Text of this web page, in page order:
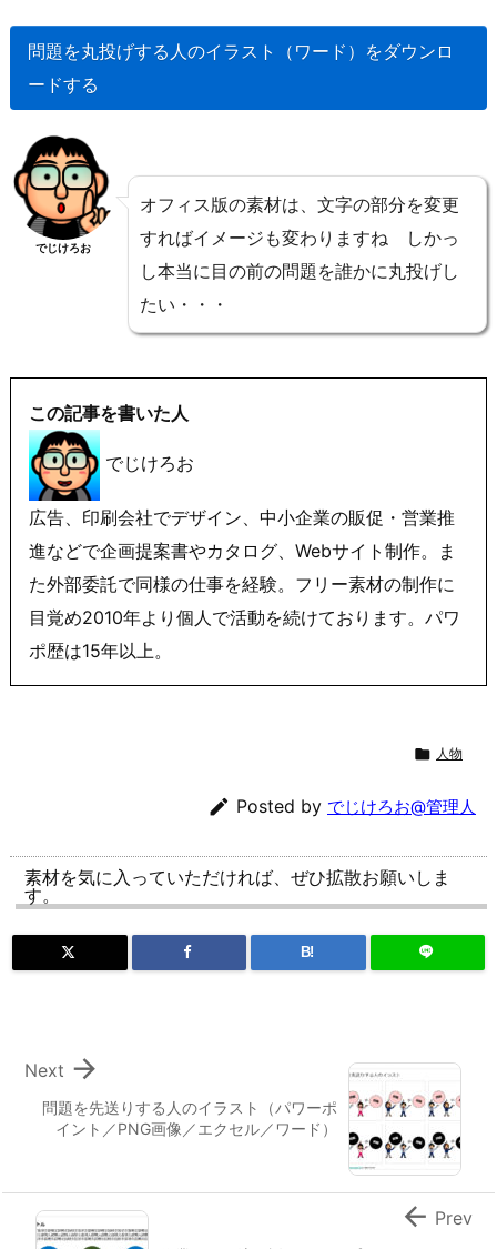
問題を丸投げする人のイラスト（ワード）をダウンロ
ードする
でじけろお
オフィス版の素材は、文字の部分を変更
すればイメージも変わりますね しかっ
し本当に目の前の問題を誰かに丸投げし
たい・・・
この記事を書いた人
でじけろお
広告、印刷会社でデザイン、中小企業の販促・営業推
進などで企画提案書やカタログ、Webサイト制作。ま
た外部委託で同様の仕事を経験。フリー素材の制作に
目覚め2010年より個人で活動を続けております。パワ
ポ歴は15年以上。
 人物
 Posted by でじけろお@管理人
素材を気に入っていただければ、ぜひ拡散お願いしま
す。
B!
問題を先送りする人のイラスト（パワーポ
イント／PNG画像／エクセル／ワード）

Next
 Prev